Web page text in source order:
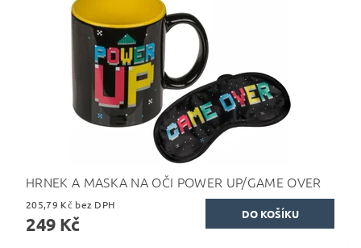
HRNEK A MASKA NA OČI POWER UP/GAME OVER
205,79 Kč bez DPH
249 Kč